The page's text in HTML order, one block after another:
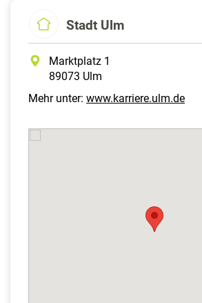
Stadt Ulm
Marktplatz 1
89073 Ulm
Mehr unter: www.karriere.ulm.de